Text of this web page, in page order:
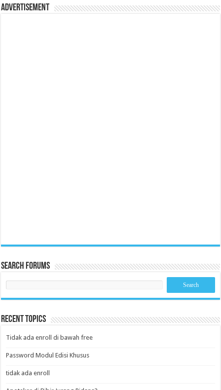
Advertisement
Search Forums
Recent Topics
Tidak ada enroll di bawah free
Password Modul Edisi Khusus
tidak ada enroll